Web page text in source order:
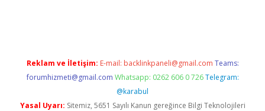
Reklam ve İletişim: E-mail: backlinkpaneli@gmail.com Teams:
forumhizmeti@gmail.com Whatsapp: 0262 606 0 726 Telegram:
@karabul
Yasal Uyarı: Sitemiz, 5651 Sayılı Kanun gereğince Bilgi Teknolojileri